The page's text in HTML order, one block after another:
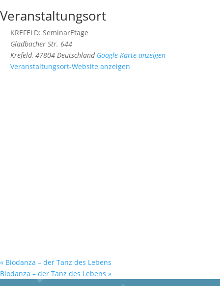
Veranstaltungsort
KREFELD: SeminarEtage
Gladbacher Str. 644
Krefeld, 47804 Deutschland Google Karte anzeigen
Veranstaltungsort-Website anzeigen
« Biodanza – der Tanz des Lebens
Biodanza – der Tanz des Lebens »